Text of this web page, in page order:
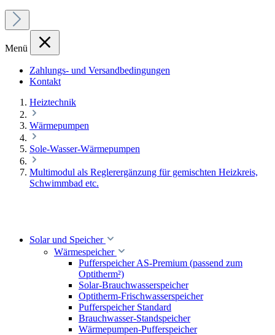
Menü
Zahlungs- und Versandbedingungen
Kontakt
Heiztechnik
Wärmepumpen
Sole-Wasser-Wärmepumpen
Multimodul als Reglerergänzung für gemischten Heizkreis,
Schwimmbad etc.
Solar und Speicher
Wärmespeicher
Pufferspeicher AS-Premium (passend zum
Optitherm²)
Solar-Brauchwasserspeicher
Optitherm-Frischwasserspeicher
Pufferspeicher Standard
Brauchwasser-Standspeicher
Wärmepumpen-Pufferspeicher